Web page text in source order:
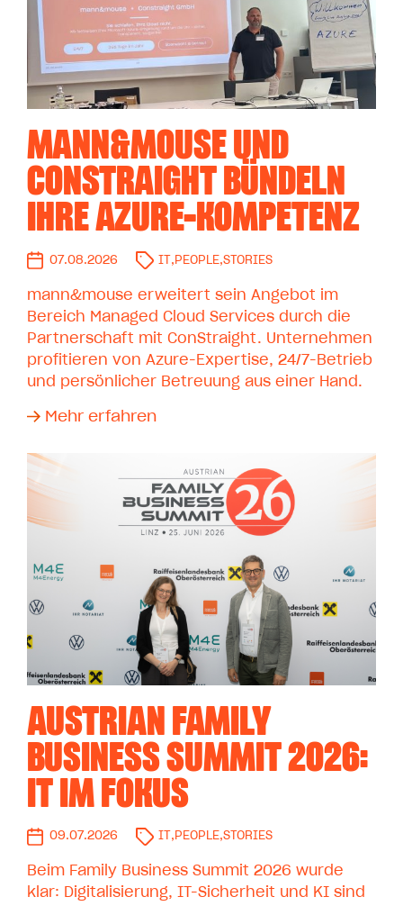
MANN&MOUSE UND
CONSTRAIGHT BÜNDELN
IHRE AZURE-KOMPETENZ
07.08.2026 , PEOPLE,STORIES
mann&mouse erweitert sein Angebot im
Bereich Managed Cloud Services durch die
Partnerschaft mit ConStraight. Unternehmen
profitieren von Azure-Expertise, 24/7-Betrieb
und persönlicher Betreuung aus einer Hand.
Mehr erfahren
AUSTRIAN FAMILY
BUSINESS SUMMIT 2026:
IT IM FOKUS
09.07.2026 IT , PEOPLE,STORIES
Beim Family Business Summit 2026 wurde
klar: Digitalisierung, IT-Sicherheit und KI sind